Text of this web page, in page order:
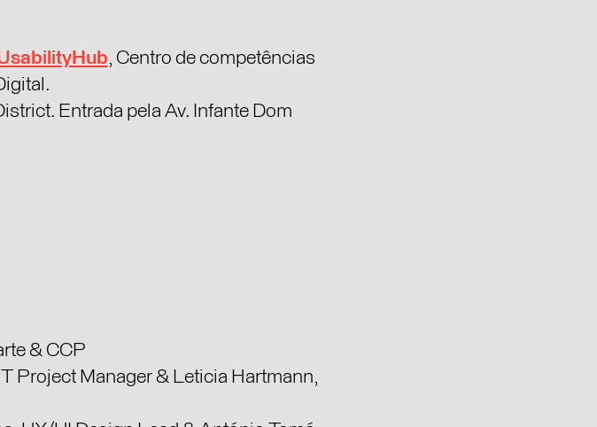
, Centro de competências
Entrada pela Av. Infante Dom
& CCP
Project Manager & Leticia Hartmann,